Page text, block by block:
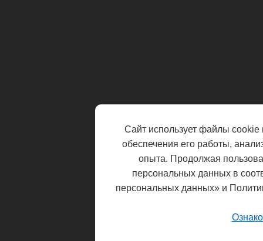
Сайт использует файлы cookie
обеспечения его работы,
опыта. Продолжая
персональных данных в
персональных данных» и